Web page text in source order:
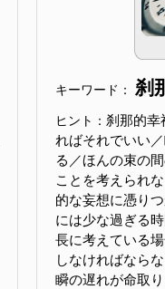
キーワード： 刹
ヒント： 刹那的幸
ればそれでいい
る／ほんの束の
ことを考えられ
的な妄想に憑り
には少な過ぎる
長に考えている
しなければなら
瞬の遅れが命取